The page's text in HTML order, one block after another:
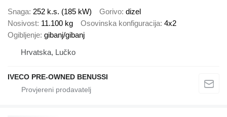
Snaga 252 k.s. (185 kW) Gorivo dizel
Nosivost 11.100 kg Osovinska konfiguracija 4x2
Ogibljenje gibanj/gibanj
Hrvatska, Lučko
IVECO PRE-OWNED BENUSSI